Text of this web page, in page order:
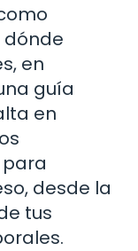
dónde
en
guía
en
desde la
tus